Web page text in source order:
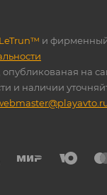
LeTrun™ и
на
и наличии